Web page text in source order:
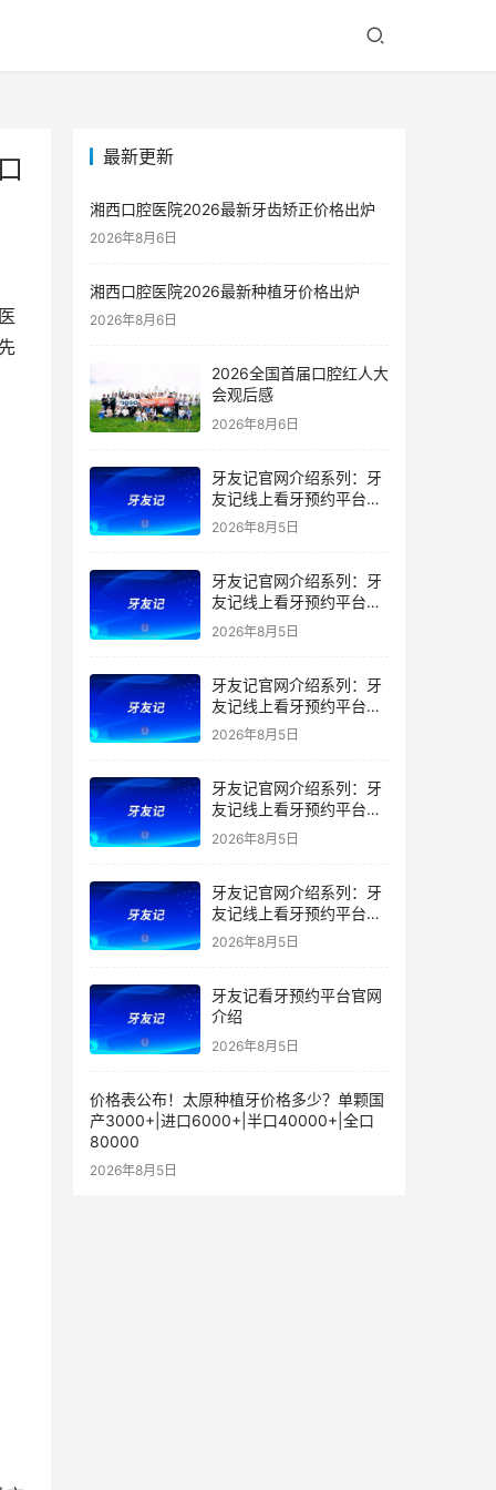
最新更新
湘西口腔医院2026最新牙齿矫正价格出炉
2026年8月6日
湘西口腔医院2026最新种植牙价格出炉
2026年8月6日
2026全国首届口腔红人大
会观后感
2026年8月6日
牙友记官网介绍系列：牙
友记线上看牙预约平台是
干什么的？靠谱吗？
2026年8月5日
牙友记官网介绍系列：牙
友记线上看牙预约平台让
看牙不再靠运气
2026年8月5日
牙友记官网介绍系列：牙
友记线上看牙预约平台打
破口腔行业专业壁垒新手
2026年8月5日
牙友记官网介绍系列：牙
友记线上看牙预约平台落
地同城就诊经验打破未知
2026年8月5日
牙友记官网介绍系列：牙
友记线上看牙预约平台的
优势在哪里？
2026年8月5日
牙友记看牙预约平台官网
介绍
2026年8月5日
价格表公布！太原种植牙价格多少？单颗国
产3000+|进口6000+|半口40000+|全口
80000
2026年8月5日